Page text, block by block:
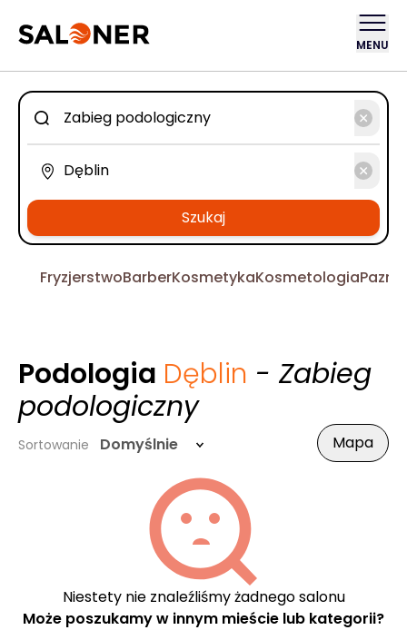
MENU
Szukaj
FryzjerstwoBarberKosmetykaKosmetologia
Podologia Dęblin - Zabieg
podologiczny
Sortowanie Domyślnie Mapa
Niestety nie znaleźliśmy żadnego salonu
Może poszukamy w innym mieście lub kategorii?